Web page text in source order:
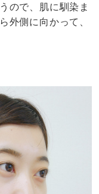
ので、肌に馴染ま
外側に向かって、